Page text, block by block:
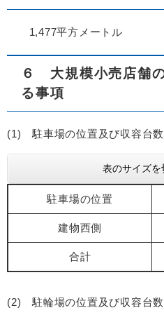
1,477平方メートル
６ 大規模小売店舗
る事項
(1) 駐車場の位置及び収容台数
表のサイズを
駐車場の位置
建物西側
合計
(2) 駐輪場の位置及び収容台数